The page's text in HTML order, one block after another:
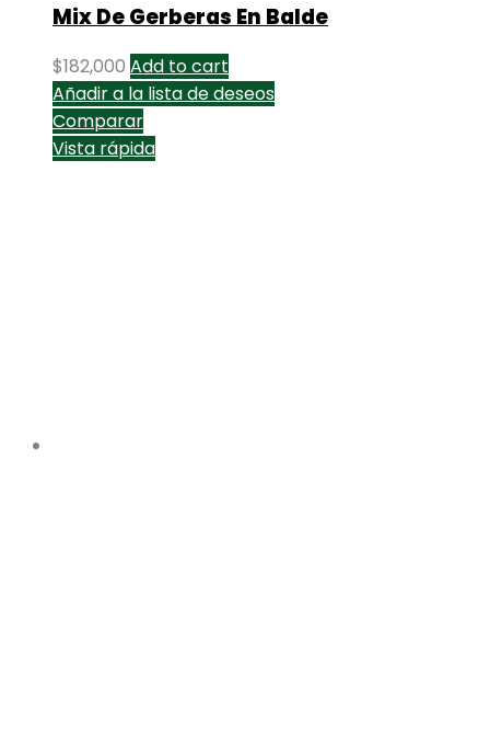
Mix De Gerberas En Balde
$182,000 Add to cart
Añadir a la lista de deseos
Comparar
Vista rápida